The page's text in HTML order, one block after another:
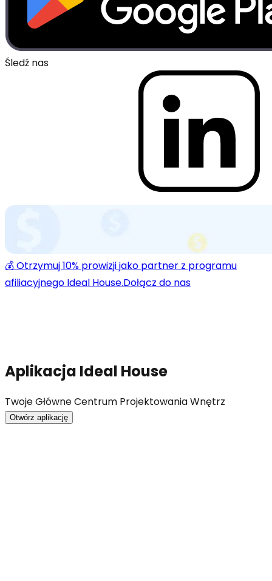
Śledź nas
💰 Otrzymuj 10% prowizji jako partner z programu
afiliacyjnego Ideal House.Dołącz do nas
Aplikacja Ideal House
Twoje Główne Centrum Projektowania Wnętrz
Otwórz aplikację